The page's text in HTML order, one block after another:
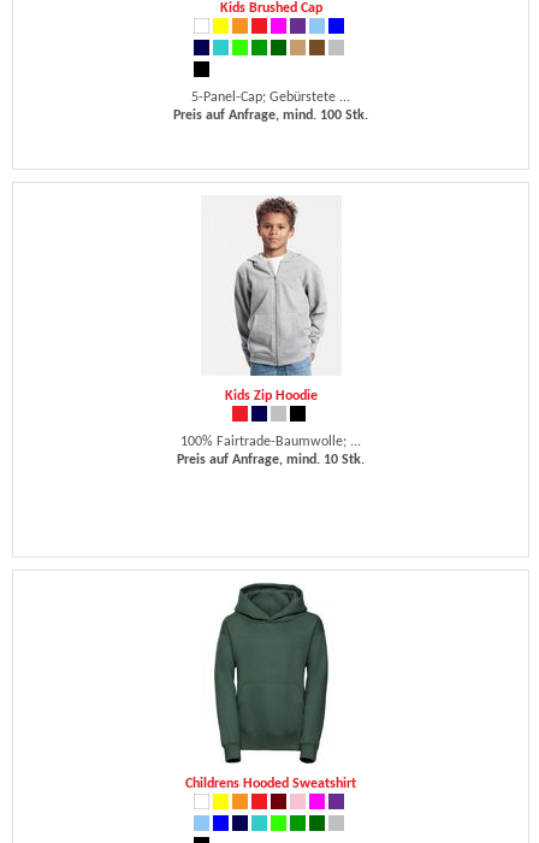
Kids Brushed Cap
5-Panel-Cap; Gebürstete ...
Preis auf Anfrage, mind. 100 Stk.
Kids Zip Hoodie
100% Fairtrade-Baumwolle; ...
Preis auf Anfrage, mind. 10 Stk.
Childrens Hooded Sweatshirt